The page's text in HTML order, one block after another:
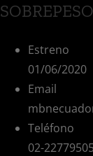
SOBREPESO
Estreno
01/06/2020
Email
Teléfono
02-22779505